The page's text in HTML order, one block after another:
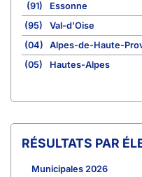
(91)
Essonne
(95)
Val-d'Oise
(04)
Alpes-de-Haute-
(05)
Hautes-Alpes
RÉSULTATS PAR
Municipales 2026